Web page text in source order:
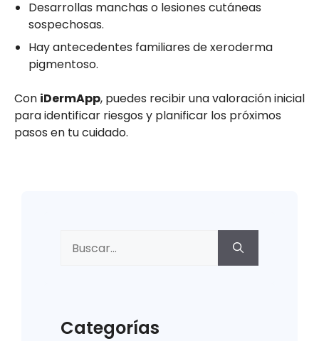
Desarrollas manchas o lesiones cutáneas
sospechosas.
Hay antecedentes familiares de xeroderma
pigmentoso.
Con iDermApp, puedes recibir una valoración inicial
para identificar riesgos y planificar los próximos
pasos en tu cuidado.
Categorías